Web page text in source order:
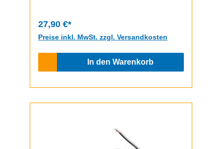
27,90 €*
Preise inkl. MwSt. zzgl. Versandkosten
In den Warenkorb